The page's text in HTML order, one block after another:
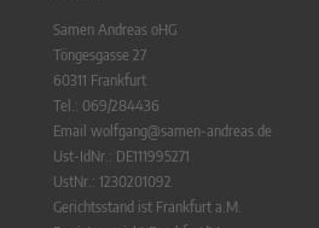
Samen Andreas oHG
Töngesgasse 27
60311 Frankfurt
Tel.: 069/284436
Email wolfgang@samen-andreas.de
Ust-IdNr.: DE111995271
UstNr.: 1230201092
Gerichtsstand ist Frankfurt a.M.